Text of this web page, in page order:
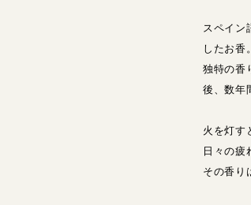
スペイン
したお香。
独特の香
後、数年
火を灯す
日々の疲
その香り